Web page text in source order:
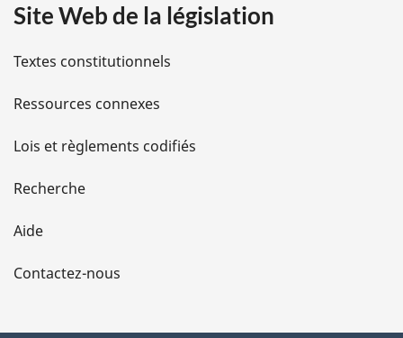
i
l
s
d
e
l
Site Web de la législation
Textes constitutionnels
Ressources connexes
Lois et règlements codifiés
Recherche
Aide
Contactez-nous